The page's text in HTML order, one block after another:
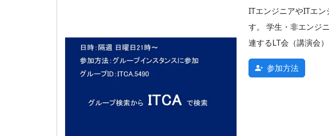
ITエンジニアやITエン
す。 学生・非エンジ
連するLT会（講演会）
参加方法